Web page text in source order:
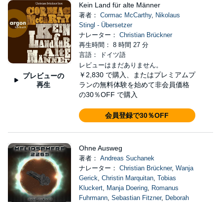
プレビューの
再生
Kein Land für alte Männer
著者： Cormac McCarthy, Nikolaus
Stingl - Übersetzer
ナレーター： Christian Brückner
再生時間： 8 時間 27 分
言語： ドイツ語
レビューはまだありません。
￥2,830 で購入、またはプレミアムプ
ランの無料体験を始めて非会員価格
の30％OFF で購入
会員登録で30％OFF
Ohne Ausweg
著者： Andreas Suchanek
ナレーター： Christian Brückner, Wanja
Gerick, Christin Marquitan, Tobias
Kluckert, Manja Doering, Romanus
Fuhrmann, Sebastian Fitzner, Deborah